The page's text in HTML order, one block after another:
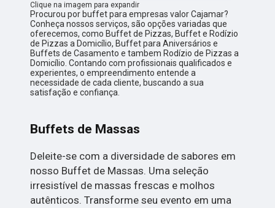
Clique na imagem para expandir
Procurou por buffet para empresas valor Cajamar?
Conheça nossos serviços, são opções variadas que
oferecemos, como Buffet de Pizzas, Buffet e Rodízio
de Pizzas a Domicílio, Buffet para Aniversários e
Buffets de Casamento e tambem Rodízio de Pizzas a
Domicílio. Contando com profissionais qualificados e
experientes, o empreendimento entende a
necessidade de cada cliente, buscando a sua
satisfação e confiança.
Buffets de Massas
Deleite-se com a diversidade de sabores em
nosso Buffet de Massas. Uma seleção
irresistível de massas frescas e molhos
autênticos. Transforme seu evento em uma